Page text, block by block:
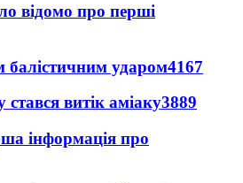
відомо про перші
балістичним ударом4167
стався витік аміаку3889
інформація про